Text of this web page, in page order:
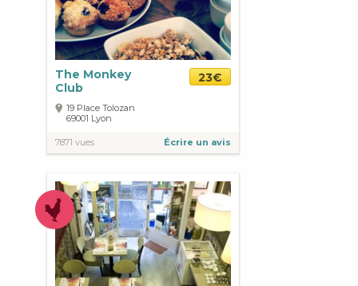
The Monkey
Club
23€
19 Place Tolozan
69001 Lyon
7871 vues Écrire un avis